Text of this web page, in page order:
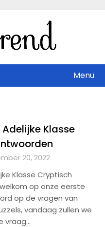
Menu
Klasse
20, 2022
Klasse Cryptisch
op onze eerste
op de vragen van
vandaag zullen we
vraag…